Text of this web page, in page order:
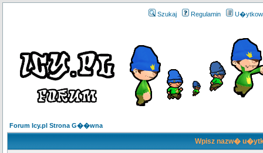
Szukaj Regulamin
Forum Icy.pl Strona G��wna
Wpisz nazw�